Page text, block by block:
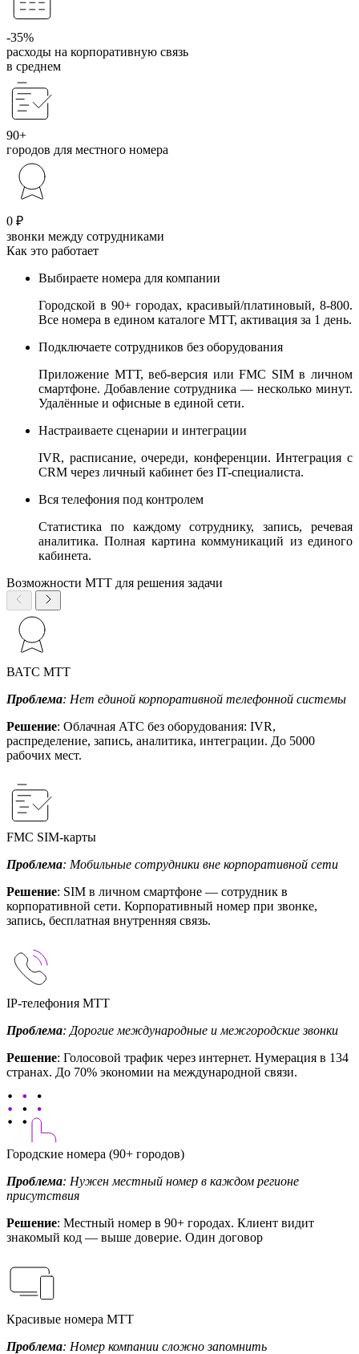
-35%
расходы на корпоративную связь
в среднем
90+
городов для местного номера
0 ₽
звонки между сотрудниками
Как это работает
Выбираете номера для компании
Городской в 90+ городах, красивый/платиновый, 8-800.
Все номера в едином каталоге МТТ, активация за 1 день.
Подключаете сотрудников без оборудования
Приложение МТТ, веб-версия или FMC SIM в личном
смартфоне. Добавление сотрудника — несколько минут.
Удалённые и офисные в единой сети.
Настраиваете сценарии и интеграции
IVR, расписание, очереди, конференции. Интеграция с
CRM через личный кабинет без IT-специалиста.
Вся телефония под контролем
Статистика по каждому сотруднику, запись, речевая
аналитика. Полная картина коммуникаций из единого
кабинета.
Возможности МТТ для решения задачи
ВАТС МТТ
Проблема: Нет единой корпоративной телефонной системы
Решение: Облачная АТС без оборудования: IVR,
распределение, запись, аналитика, интеграции. До 5000
рабочих мест.
FMC SIM-карты
Проблема: Мобильные сотрудники вне корпоративной сети
Решение: SIM в личном смартфоне — сотрудник в
корпоративной сети. Корпоративный номер при звонке,
запись, бесплатная внутренняя связь.
IP-телефония МТТ
Проблема: Дорогие международные и межгородские звонки
Решение: Голосовой трафик через интернет. Нумерация в 134
странах. До 70% экономии на международной связи.
Городские номера (90+ городов)
Проблема: Нужен местный номер в каждом регионе
присутствия
Решение: Местный номер в 90+ городах. Клиент видит
знакомый код — выше доверие. Один договор
Красивые номера МТТ
Проблема: Номер компании сложно запомнить